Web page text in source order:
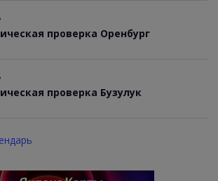
проверка Оренбург
проверка Бузулук